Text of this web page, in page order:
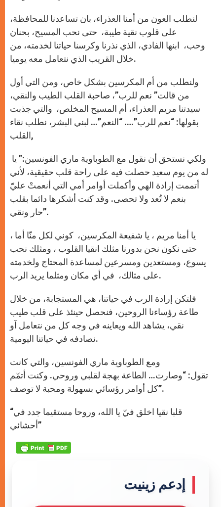
لنطلب العون من أمنا العذراء، بان تساعدنا للمحافظة،
على قلوب نقية طيبة، حتى نحب المسيح، بحنان
وحب، ابنها الفادي، الذي نذرنا وكرسنا حياتنا لخدمته، من
خلال القريب الذي نتعامل معه يوميا.
ولنطلب من أم المكرسين بشكل خاص، ومن التي أول
من قالت” نعم للرب”، صاحبة القلب الطيب والنقي،
سيدتنا مريم العذراء، أم المسيح المخلص، والتي جذبت
بقولها: “نعم للرب”…. “النعم”… لبني البشر، نطلب نقاء
القلب,
له من يوم سعيد حصلت فيه على راحة قلب حقيقية، لأني
أتممت إرادة الهي وأكملت أوامر أمي التي أنعمتْ عليّ
بنعم لا تُعد ولا تحصى. وقد كنت أشكرها دائما بقلب
حار ونقي”.
يا أمنا مريم ، يا شفيعة المكرسين، كوني لكل منّا أما ،
حتى نكون نحن بدورنا مثلك انقيا القلوب ، ومثلك نحب
يسوع، ومستعدين ومسرعين لمساعدة المحتاج ولخدمته
على مثالك، في أي مكان ومثلما يريد الرب.
فلتكن إرادة الرب في حياتنا، هي المستجابة، من خلال
طاعة رؤساءنا الروحين، فنحصل حينئذ على قلب طيب
نقي، يشاهد الله ويعاينه في وجه كل من نتعامل آو
نصادفه في حياتنا اليومية.
ومع الطوباوية ماري الفونسين، والتي كانت
تقول: “وصارت… الطاعة بهجة لقلبي وروحي. وكنت أتمّم
كل أوامر رؤسائي بسهولة ومحبة لا توصف”.
“قلبا نقيا اخلق فيّ يا الله، وروحا مستقيما جدد في
أحشائي”
إدعم زينيت